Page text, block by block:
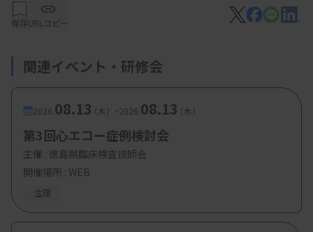
保存URLコピー
関連イベント・研修会
2026. 08.13（木） -2026. 08.13（木）
第3回心エコー症例検討会
主催 : 徳島県臨床検査技師会
開催場所 : WEB
生理